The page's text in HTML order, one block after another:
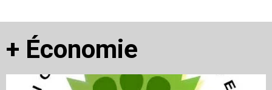
+ Économie